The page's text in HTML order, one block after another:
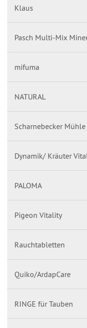
Klaus
Pasch Multi-Mix
mifuma
NATURAL
Scharnebecker Mühle
Dynamik/ Kräuter
PALOMA
Pigeon Vitality
Rauchtabletten
Quiko/ArdapCare
RINGE für Tauben